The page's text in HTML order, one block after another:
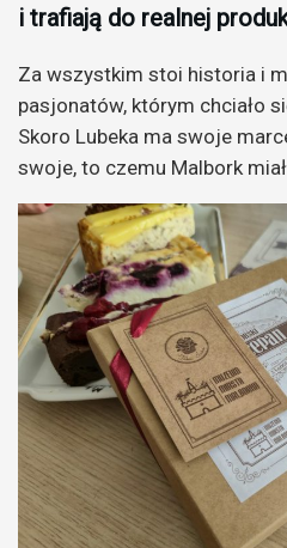
i trafiają do realnej
Za wszystkim stoi historia i
pasjonatów, którym chciało
Skoro Lubeka ma swoje
swoje, to czemu Malbork